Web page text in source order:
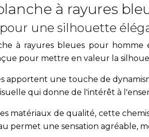
à rayures
une silhouette
à rayures bleues pour
pour mettre en valeur la
apportent une touche de
qui donne de l'intérêt à
matériaux de qualité, cette
permet une sensation agréable,